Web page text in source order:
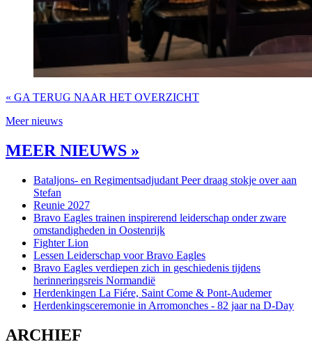
« GA TERUG NAAR HET OVERZICHT
Meer nieuws
MEER NIEUWS »
Bataljons- en Regimentsadjudant Peer draag stokje over aan
Stefan
Reunie 2027
Bravo Eagles trainen inspirerend leiderschap onder zware
omstandigheden in Oostenrijk
Fighter Lion
Lessen Leiderschap voor Bravo Eagles
Bravo Eagles verdiepen zich in geschiedenis tijdens
herinneringsreis Normandië
Herdenkingen La Fiére, Saint Come & Pont-Audemer
Herdenkingsceremonie in Arromonches - 82 jaar na D-Day
ARCHIEF